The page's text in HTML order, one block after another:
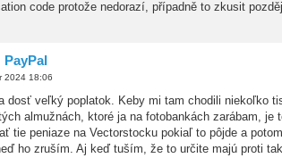
code protože nedorazí, případně to zkusit
PayPal
2024 18:06
dosť veľký poplatok. Keby mi tam chodili niekoľko
almužnách, ktoré ja na fotobankách zarábam, je
tie peniaze na Vectorstocku pokiaľ to pôjde a
ho zruším. Aj keď tuším, že to určite majú proti